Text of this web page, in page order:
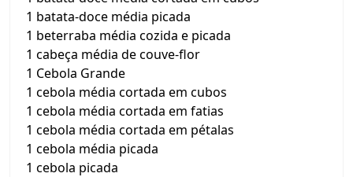
1 batata-doce média picada
1 beterraba média cozida e picada
1 cabeça média de couve-flor
1 Cebola Grande
1 cebola média cortada em cubos
1 cebola média cortada em fatias
1 cebola média cortada em pétalas
1 cebola média picada
1 cebola picada